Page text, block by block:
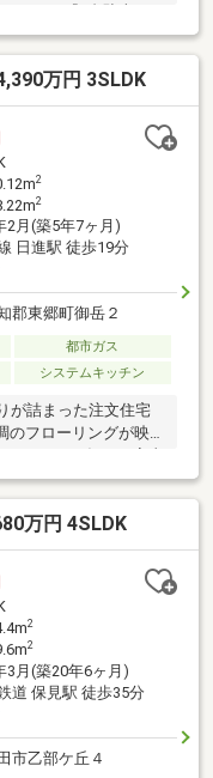
せん！『2台駐車』ス
容量収納』全居室収
ため収納スペースに
があれば物件引き渡
談ください！
万円 3SLDK
2
2
2月(築5年7ヶ月)
日進駅 徒歩19分
郡東郷町御岳２
都市ガス
システムキッチン
が詰まった注文住宅
フローリングが映え
時にも対応でき、ラ
立地・周辺環境■・名
住宅街にありま
歩圏内に揃っている
す♪・ららぽーと愛知
を気軽に楽しめます♪
万円 4SLDK
2
2
3月(築20年6ヶ月)
道 保見駅 徒歩35分
市乙部ケ丘４